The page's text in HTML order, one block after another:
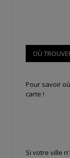
OÙ
Pour savoir
carte !
Si votre ville